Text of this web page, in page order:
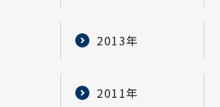
2013年
2011年